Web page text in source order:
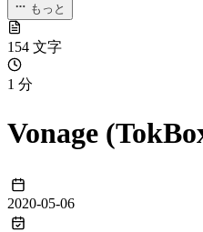
もっと
154 文字
1 分
Vonage
2020-05-06